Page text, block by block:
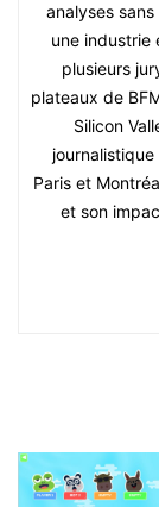
analyses
une industrie
plusieurs
plateaux de
Silicon
Paris et
et son